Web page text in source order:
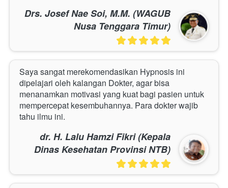
Drs. Josef Nae Soi, M.M. (WAGUB
Nusa Tenggara Timur)
Saya sangat merekomendasikan Hypnosis ini
dipelajari oleh kalangan Dokter, agar bisa
menanamkan motivasi yang kuat bagi pasien untuk
mempercepat kesembuhannya. Para dokter wajib
tahu ilmu ini.
dr. H. Lalu Hamzi Fikri (Kepala
Dinas Kesehatan Provinsi NTB)